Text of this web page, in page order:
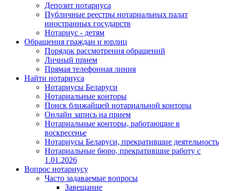
Депозит нотариуса
Публичные реестры нотариальных палат
иностранных государств
Нотариус - детям
Обращения граждан и юрлиц
Порядок рассмотрения обращений
Личный прием
Прямая телефонная линия
Найти нотариуса
Нотариусы Беларуси
Нотариальные конторы
Поиск ближайшей нотариальной конторы
Онлайн запись на прием
Нотариальные конторы, работающие в
воскресенье
Нотариусы Беларуси, прекратившие деятельность
Нотариальные бюро, прекратившие работу с
1.01.2026
Вопрос нотариусу
Часто задаваемые вопросы
Завещание